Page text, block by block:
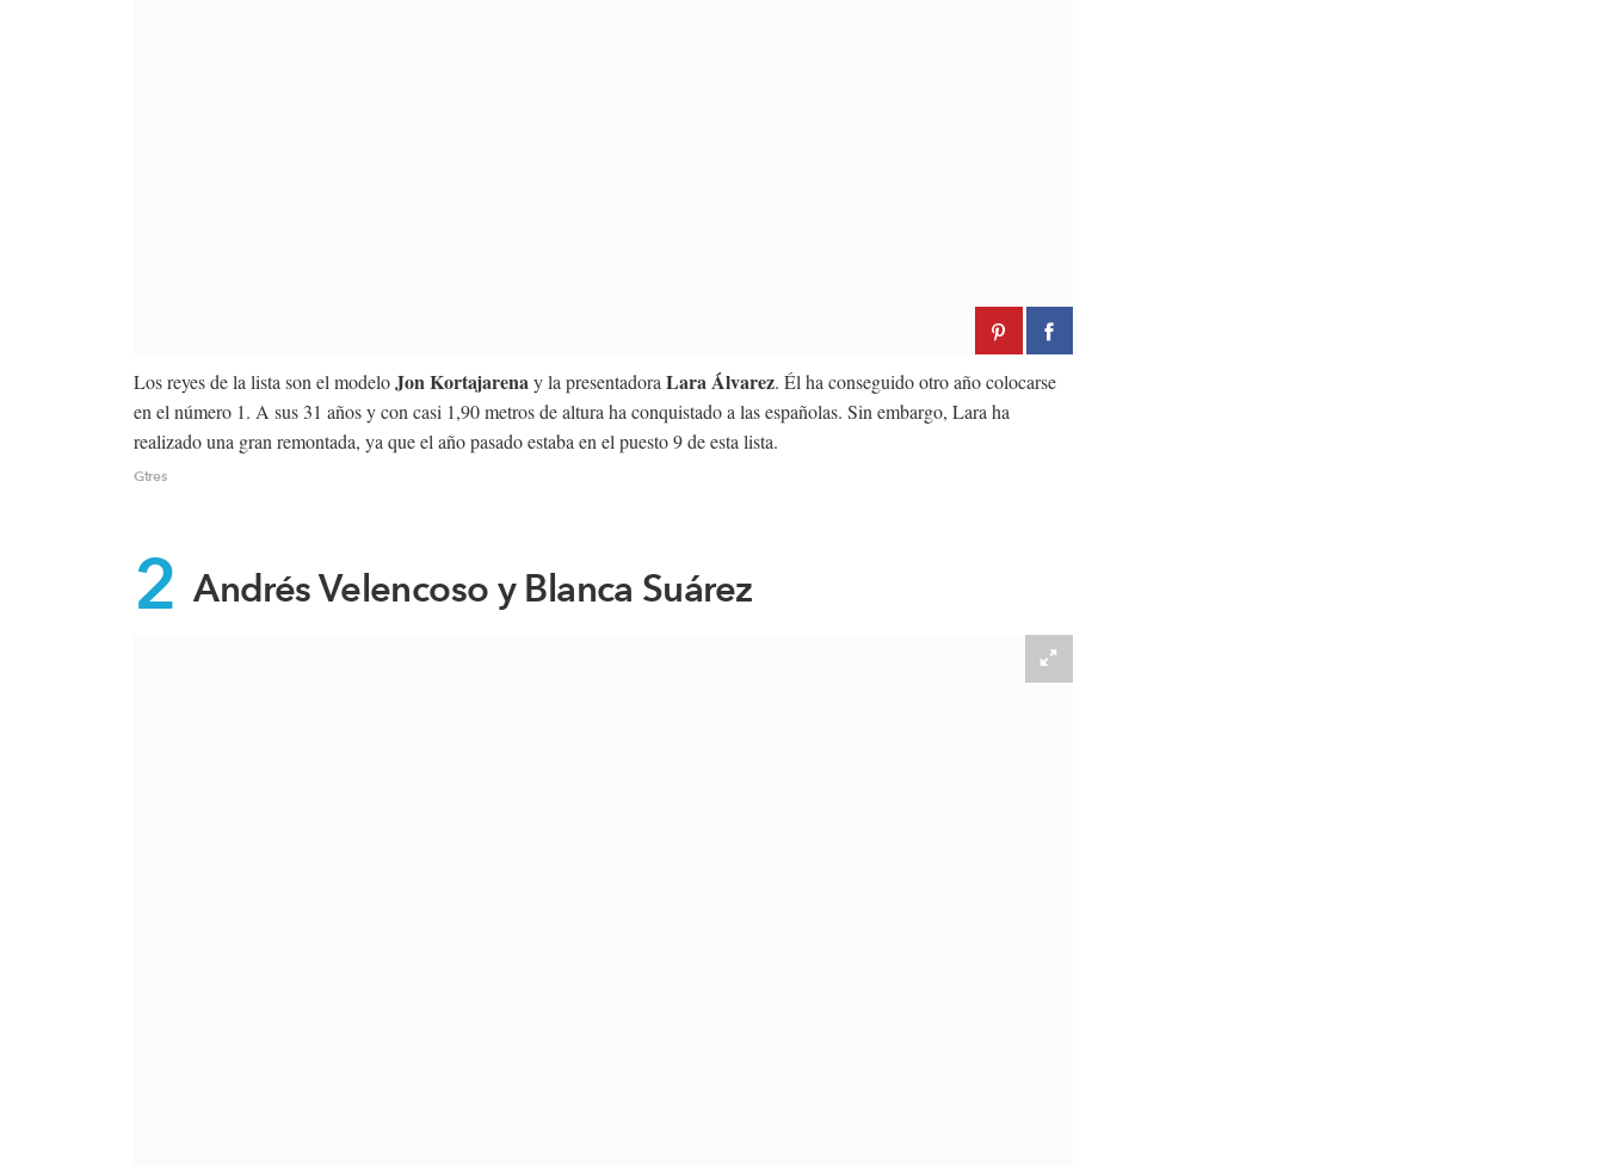
Los reyes de la lista son el modeloJon Kortajarenay la presentadora Lara Álvarez. Él ha conseguido otro año colocarse
en el número 1. A sus 31 años y con casi 1,90 metros de altura ha conquistado a las españolas. Sin embargo, Lara ha
realizado una gran remontada, ya que el año pasado estaba en el puesto 9 de esta lista.
Gtres
2 Andrés Velencoso y Blanca Suárez